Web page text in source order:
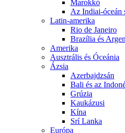
Marokkó
Az Indiai-óceán
Latin-amerika
Rio de Janeiro
Brazília és
Amerika
Ausztrális és Óceánia
Ázsia
Azerbajdzsán
Bali és az
Grúzia
Kaukázusi
Kína
Srí Lanka
Európa